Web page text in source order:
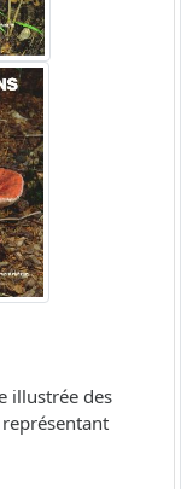
illustrée des